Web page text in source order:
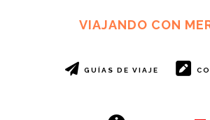
VIAJANDO CON
GUÍAS DE VIAJE